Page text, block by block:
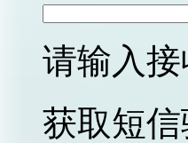
请输入
获取短